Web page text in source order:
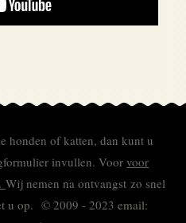
honden of katten, dan kunt u
invullen. Voor voor
Wij nemen na ontvangst zo snel
u op. © 2009 - 2023 email: